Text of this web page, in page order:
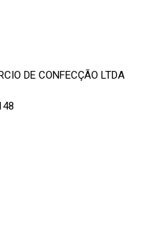
DE CONFECÇÃO LTDA